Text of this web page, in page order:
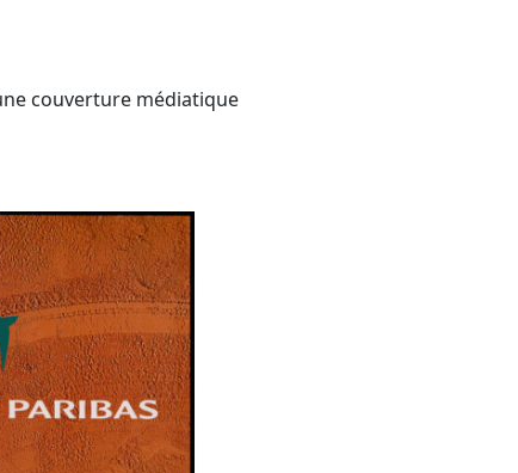
couverture médiatique